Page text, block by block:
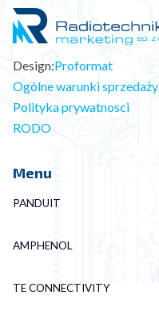
Design:Proformat
Ogólne warunki sprzedaży
Polityka prywatnosci
RODO
Menu
PANDUIT
AMPHENOL
TE CONNECTIVITY